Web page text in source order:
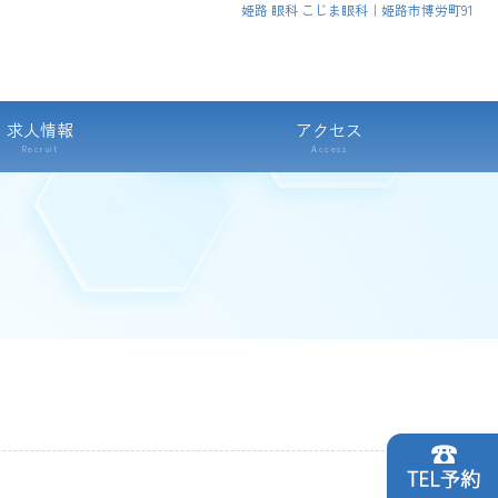
姫路 眼科 こじま眼科｜姫路市博労町91
求人情報
Recruit
アクセス
Access